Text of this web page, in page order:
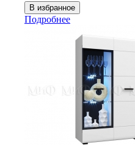
Подробнее